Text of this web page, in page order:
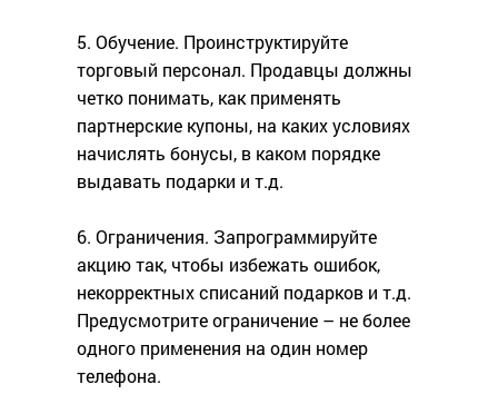
5. Обучение. Проинструктируйте
торговый персонал. Продавцы должны
четко понимать, как применять
партнерские купоны, на каких условиях
начислять бонусы, в каком порядке
выдавать подарки и т.д.
6. Ограничения. Запрограммируйте
акцию так, чтобы избежать ошибок,
некорректных списаний подарков и т.д.
Предусмотрите ограничение – не более
одного применения на один номер
телефона.